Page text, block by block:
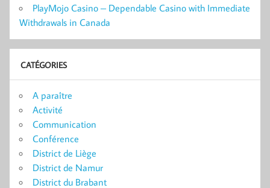
PlayMojo Casino – Dependable Casino with Immediate
Withdrawals in Canada
CATÉGORIES
A paraître
Activité
Communication
Conférence
District de Liège
District de Namur
District du Brabant